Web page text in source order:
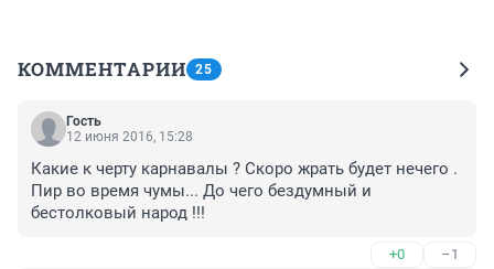
КОММЕНТАРИИ 25
Гость
12 июня 2016, 15:28
Какие к черту карнавалы ? Скоро жрать будет нечего .
Пир во время чумы... До чего бездумный и
бестолковый народ !!!
+0 –1